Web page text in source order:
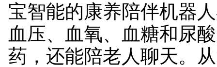
宝智能的康养陪伴机器
血压、血氧、血糖和尿
药，还能陪老人聊天。